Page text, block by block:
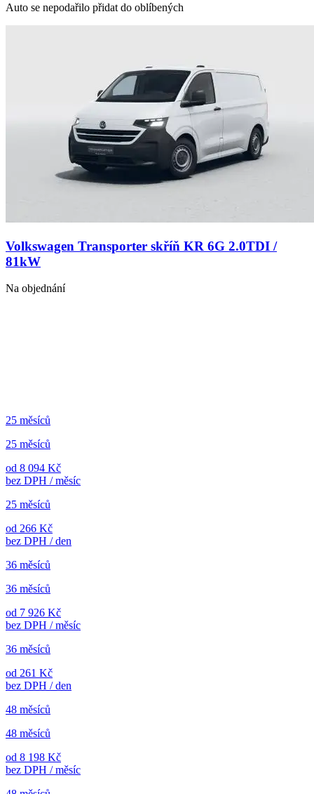
Auto se nepodařilo přidat do oblíbených
Volkswagen Transporter skříň KR 6G 2.0TDI /
81kW
Na objednání
25 měsíců
25 měsíců
od 8 094 Kč
bez DPH / měsíc
25 měsíců
od 266 Kč
bez DPH / den
36 měsíců
36 měsíců
od 7 926 Kč
bez DPH / měsíc
36 měsíců
od 261 Kč
bez DPH / den
48 měsíců
48 měsíců
od 8 198 Kč
bez DPH / měsíc